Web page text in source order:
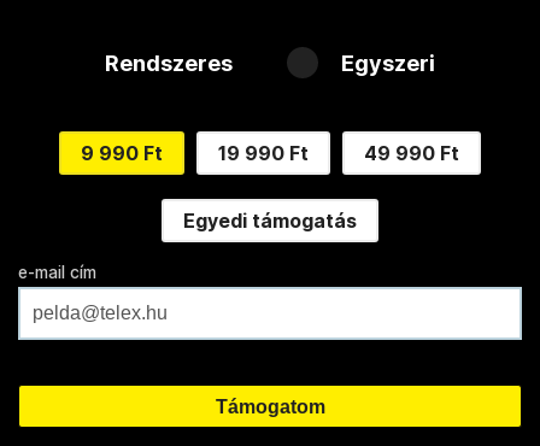
Rendszeres Egyszeri
9 990 Ft 19 990 Ft 49 990 Ft
Egyedi támogatás
e-mail cím